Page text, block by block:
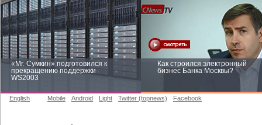
«Mr. Сумкин» подготовился к
прекращению поддержки
WS2003
Как строился электронный
бизнес Банка Москвы?
English Mobile Android Light Twitter (topnews) Facebook